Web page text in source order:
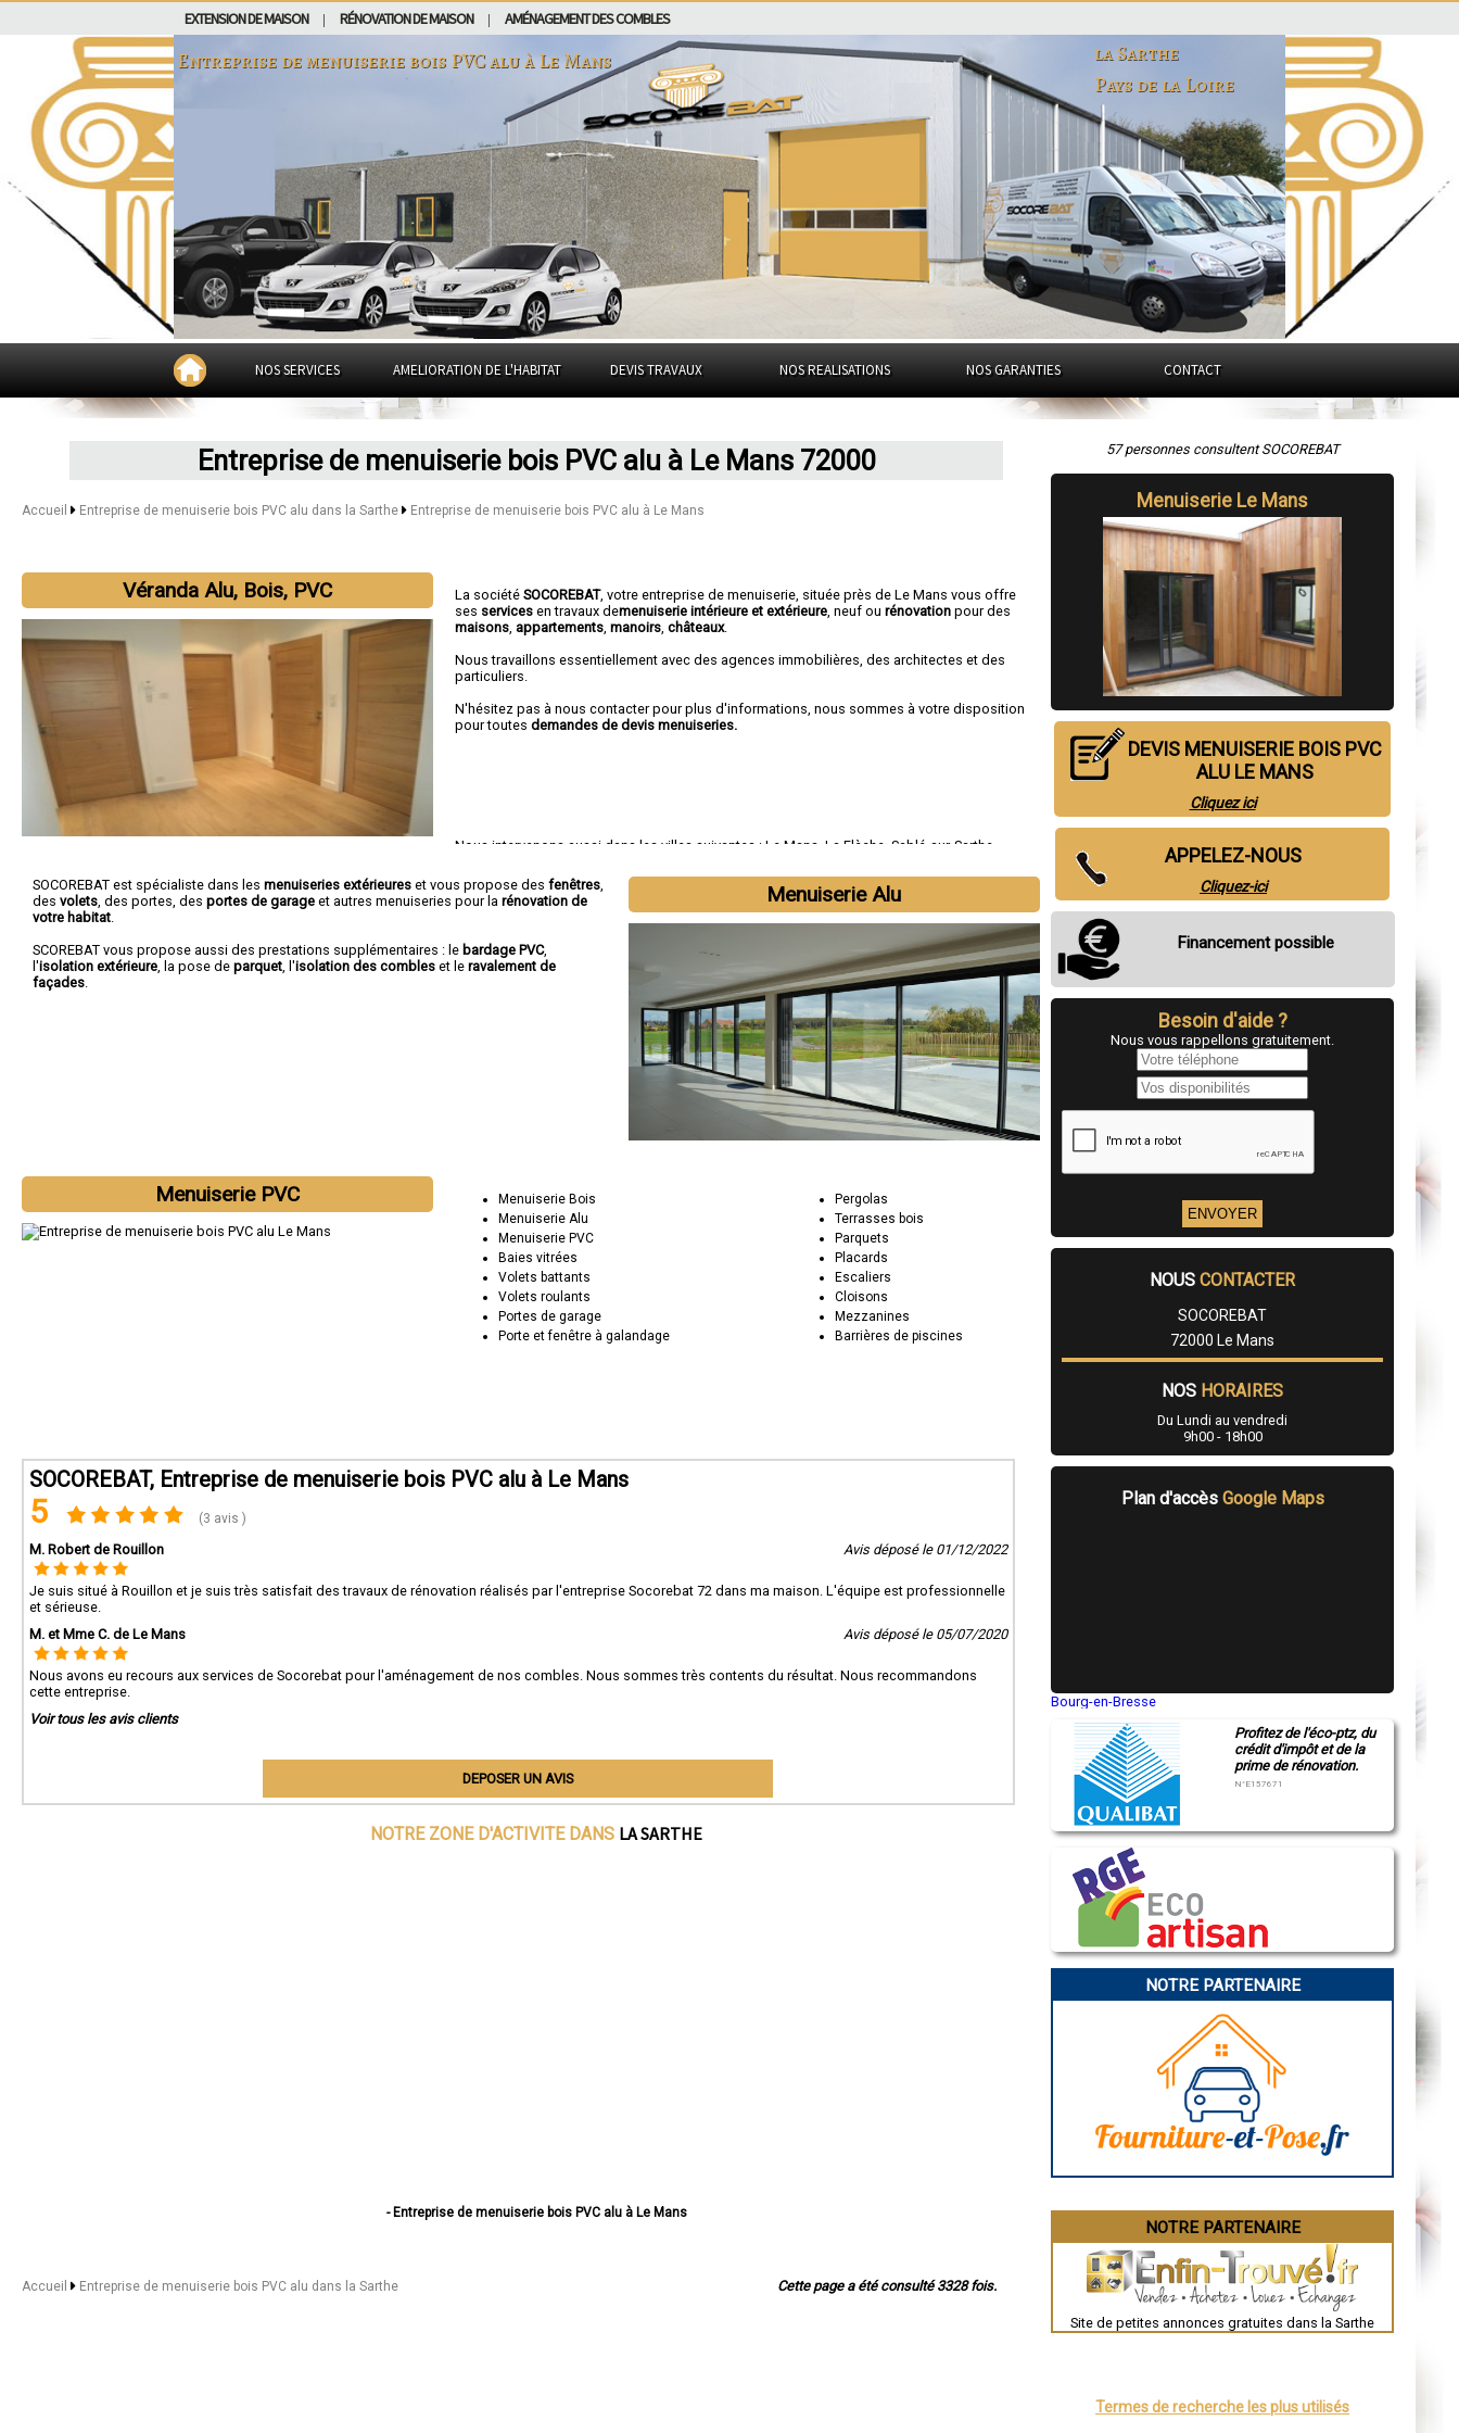
EXTENSION DE MAISON RÉNOVATION DE MAISON AMÉNAGEMENT DES COMBLES
Entreprise de menuiserie bois PVC alu àLe Mans
la Sarthe
Pays de la Loire
NOS SERVICES AMELIORATION DE L'HABITAT DEVIS TRAVAUX NOS REALISATIONS NOS GARANTIES CONTACT
Entreprise de menuiserie bois PVC alu à Le Mans 72000
Accueil Entreprise de menuiserie bois PVC alu dans la Sarthe Entreprise de menuiserie bois PVC alu à Le Mans
Véranda Alu, Bois, PVC La sociétéSOCOREBAT,votre entreprise de menuiserie , située près de Le Mans vous offre
ses services en travaux demenuiserie intérieure et extérieure , neuf ourénovation pour des
maisons appartements ,manoirs ,châteaux.
Nous travaillons essentiellement avec des agences immobilières, des architectes et des
particuliers.
N'hésitez pas à nous contacter pour plus d'informations, nous sommes à votre disposition
pour toutesdemandes de devis menuiseries.
Nous intervenons aussi dans les villes suivantes :Le Mans ,La Flèche ,Sablé-sur-Sarthe
Menuiserie Alu
SOCOREBAT est spécialiste dans les menuiseries extérieures et vous propose des fenêtres,
des volets, des portes, des portes de garage et autres menuiseries pour la rénovation de
votre habitat.
SCOREBAT vous propose aussi des prestations supplémentaires : le bardage PVC,
l'isolation extérieure, la pose de parquet, l'isolation des combles et le ravalement de
façades.
Menuiserie PVC
Menuiserie Bois
Menuiserie Alu
Menuiserie PVC
Baies vitrées
Volets battants
Volets roulants
Portes de garage
Porte et fenêtre à galandage
Pergolas
Terrasses bois
Parquets
Placards
Escaliers
Cloisons
Mezzanines
Barrières de piscines
SOCOREBAT, Entreprise de menuiserie bois PVC alu à Le Mans
5 (3 avis )
M. Robert de Rouillon Avis déposé le 01/12/2022
Je suis situé à Rouillon et je suis très satisfait des travaux de rénovation réalisés par l'entreprise Socorebat 72 dans ma maison. L'équipe est professionnelle
et sérieuse.
M. et Mme C. de Le Mans
Avis déposé le 05/07/2020
Nous avons eu recours aux services de Socorebat pour l'aménagement de nos combles. Nous sommes très contents du résultat. Nous recommandons
cette entreprise.
Voir tous les avis clients
DEPOSER UN AVIS
NOTRE ZONE D'ACTIVITE DANS LA SARTHE
- Entreprise de menuiserie bois PVC alu à Le Mans
- Entreprise de menuiserie bois PVC alu à La Ferté-Bernard
Cette page a été consulté 3328 fois.
Accueil Entreprise de menuiserie bois PVC alu dans la Sarthe
57 personnes consultent SOCOREBAT
Menuiserie Le Mans
DEVIS MENUISERIE BOIS PVC
ALU LE MANS
Cliquez ici
APPELEZ-NOUS
Cliquez-ici
Financement possible
Besoin d'aide ?
Nous vous rappellons gratuitement.
NOUS CONTACTER
SOCOREBAT
72000 Le Mans
NOS HORAIRES
Du Lundi au vendredi
9h00 - 18h00
Plan d'accès Google Maps
Bourg-en-Bresse
Montluçon
Manosque
Gap
Charleville-Mézières
Pamiers
Narbonne
Rodez
Marseille
Caen
Angoulême
La Rochelle
Brive-la-Gaillarde
Chartres
Toulouse
Châteauroux
Grenoble
Mont-de-Marsan
Blois
Orléans
Profitez de l'éco-ptz, du
crédit d'impôt et de la
prime de rénovation.
N°E157671
NOTRE PARTENAIRE
NOTRE PARTENAIRE
Site de petites annonces gratuites dans la Sarthe
Termes de recherche les plus utilisés